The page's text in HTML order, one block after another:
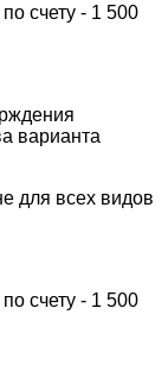
счету - 1 500
варианта
для всех видов
счету - 1 500